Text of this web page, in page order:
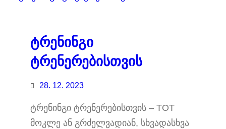
ტრენინგი
ტრენერებისთვის
28. 12. 2023
ტრენინგი ტრენერებისთვის – TOT
მოკლე ან გრძელვადიან, სხვადასხვა